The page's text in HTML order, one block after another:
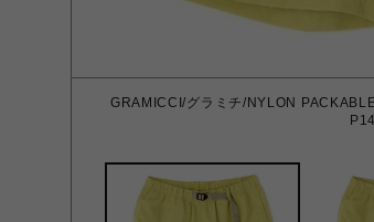
GRAMICCI/グラミチ/NYLON